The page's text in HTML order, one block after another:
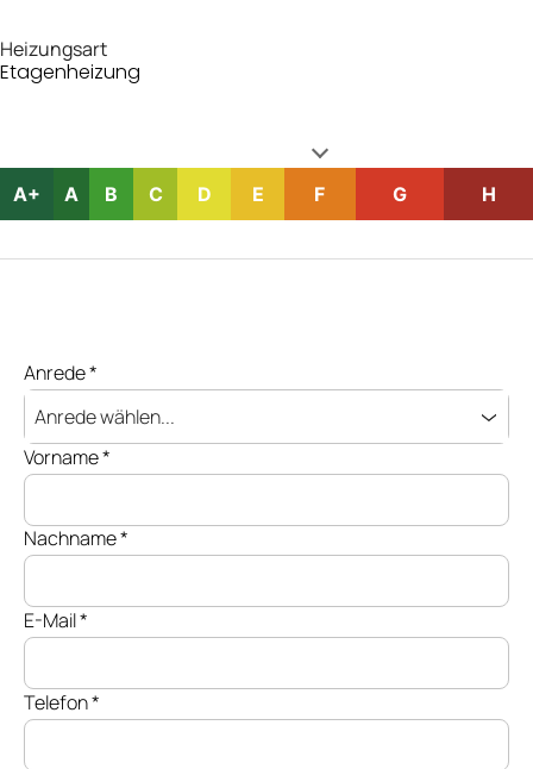
Heizungsart
Etagenheizung
A+ A B C D E F G H
Anrede*
Anrede wählen...
Vorname*
Nachname*
E-Mail*
Telefon*